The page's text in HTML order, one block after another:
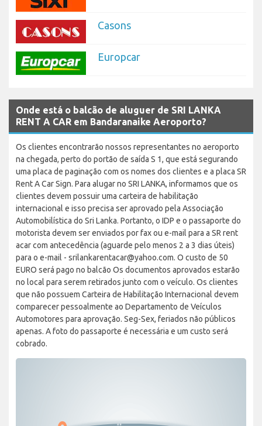
Casons
Europcar
Onde está o balcão de aluguer de SRI LANKA
RENT A CAR em Bandaranaike Aeroporto?
Os clientes encontrarão nossos representantes no aeroporto
na chegada, perto do portão de saída S 1, que está segurando
uma placa de paginação com os nomes dos clientes e a placa SR
Rent A Car Sign. Para alugar no SRI LANKA, informamos que os
clientes devem possuir uma carteira de habilitação
internacional e isso precisa ser aprovado pela Associação
Automobilística do Sri Lanka. Portanto, o IDP e o passaporte do
motorista devem ser enviados por fax ou e-mail para a SR rent
acar com antecedência (aguarde pelo menos 2 a 3 dias úteis)
para o e-mail - srilankarentacar@yahoo.com. O custo de 50
EURO será pago no balcão Os documentos aprovados estarão
no local para serem retirados junto com o veículo. Os clientes
que não possuem Carteira de Habilitação Internacional devem
comparecer pessoalmente ao Departamento de Veículos
Automotores para aprovação. Seg-Sex, feriados não públicos
apenas. A foto do passaporte é necessária e um custo será
cobrado.